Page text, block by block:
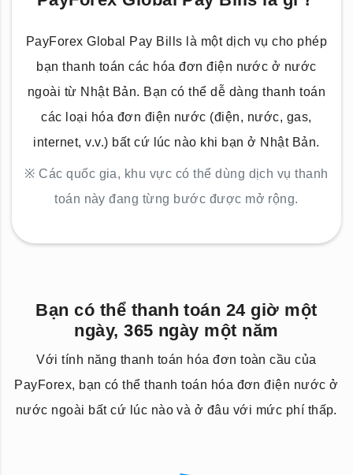
PayForex Global Pay Bills là một dịch vụ cho phép
bạn thanh toán các hóa đơn điện nước ở nước
ngoài từ Nhật Bản. Bạn có thể dễ dàng thanh toán
các loại hóa đơn điện nước (điện, nước, gas,
internet, v.v.) bất cứ lúc nào khi bạn ở Nhật Bản.
※ Các quốc gia, khu vực có thể dùng dịch vụ thanh
toán này đang từng bước được mở rộng.
Bạn có thể thanh toán 24 giờ một
ngày, 365 ngày một năm
Với tính năng thanh toán hóa đơn toàn cầu của
PayForex, bạn có thể thanh toán hóa đơn điện nước ở
nước ngoài bất cứ lúc nào và ở đâu với mức phí thấp.